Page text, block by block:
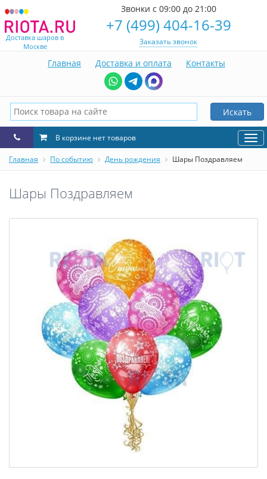
Доставка шаров в
Москве
Звонки с 09:00 до 21:00
+7 (499) 404-16-39
Заказать звонок
Главная Доставка и оплата Контакты
Искать
В корзине нет товаров
Главная По событию День рождения Шары Поздравляем
Шары Поздравляем